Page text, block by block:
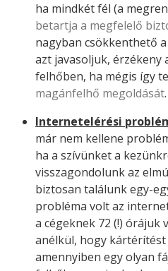
ha mindkét fél (a
betartja a megfelelő
nagyban csökkenthető
azt javasoljuk,
felhőben, ha mégis így
magánfelhő megoldását.
Internetelérési
már nem kellene
ha a szívünket a
visszagondolunk az
biztosan találunk egy-
probléma volt az
a cégeknek 72 (!)
anélkül, hogy
amennyiben egy olyan